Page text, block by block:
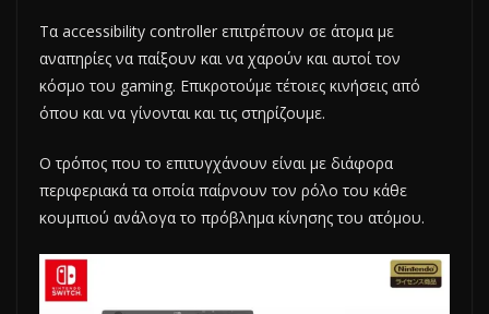
Tα accessibility controller επιτρέπουν σε άτομα με
αναπηρίες να παίξουν και να χαρούν και αυτοί τον
κόσμο του gaming. Επικροτούμε τέτοιες κινήσεις από
όπου και να γίνονται και τις στηρίζουμε.
Ο τρόπος που το επιτυγχάνουν είναι με διάφορα
περιφεριακά τα οποία παίρνουν τον ρόλο του κάθε
κουμπιού ανάλογα το πρόβλημα κίνησης του ατόμου.